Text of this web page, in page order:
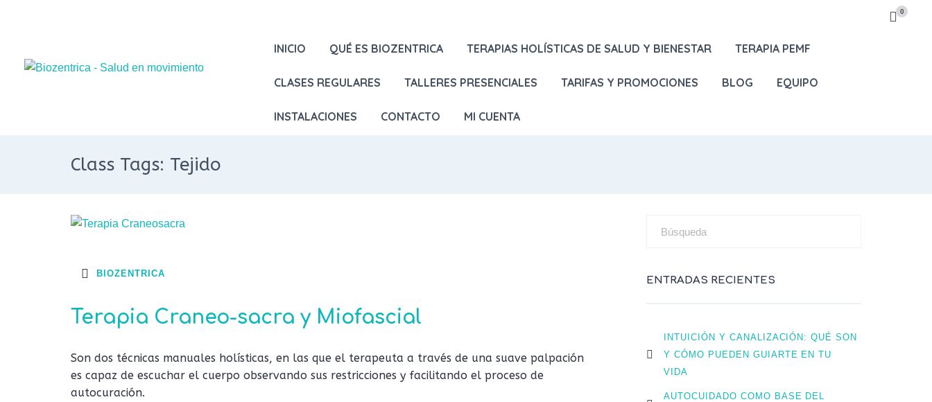
0
INICIO QUÉ ES BIOZENTRICA TERAPIAS HOLÍSTICAS DE SALUD Y BIENESTAR TERAPIA PEMF
CLASES REGULARES TALLERES PRESENCIALES TARIFAS Y PROMOCIONES BLOG EQUIPO
INSTALACIONES CONTACTO MI CUENTA
Class Tags: Tejido
BIOZENTRICA
Terapia Craneo-sacra y Miofascial
Son dos técnicas manuales holísticas, en las que el terapeuta a través de una suave palpación
es capaz de escuchar el cuerpo observando sus restricciones y facilitando el proceso de
autocuración.
ENTRADAS RECIENTES
INTUICIÓN Y CANALIZACIÓN: QUÉ SON
Y CÓMO PUEDEN GUIARTE EN TU
VIDA
AUTOCUIDADO COMO BASE DEL